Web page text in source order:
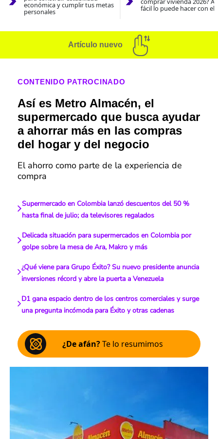
económica y cumplir tus metas
personales fácil lo puede hacer con el
Artículo nuevo
CONTENIDO PATROCINADO
Así es Metro Almacén, el
supermercado que busca ayudar
a ahorrar más en las compras
del hogar y del negocio
El ahorro como parte de la experiencia de
compra
Supermercado en Colombia lanzó descuentos del 50 %
hasta final de julio; da televisores regalados
Delicada situación para supermercados en Colombia por
golpe sobre la mesa de Ara, Makro y más
¿Qué viene para Grupo Éxito? Su nuevo presidente anuncia
inversiones récord y abre la puerta a Venezuela
D1 gana espacio dentro de los centros comerciales y surge
una pregunta incómoda para Éxito y otras cadenas
¿De afán?Te lo resumimos